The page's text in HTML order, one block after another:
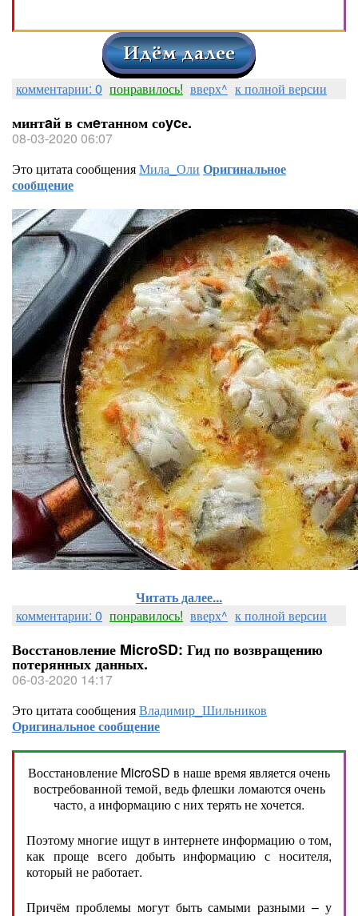
комментарии: 0 понравилось! вверх^ к полной версии
минтaй в смeтанном соycе.
08-03-2020 06:07
Это цитата сообщенияМила_Оли Оригинальное
сообщение
Читать далее...
комментарии: 0 понравилось! вверх^ к полной версии
Восстановление MicroSD: Гид по возвращению
потерянных данных.
06-03-2020 14:17
Это цитата сообщенияВладимир_Шильников
Оригинальное сообщение
Восстановление MicroSD в наше время является очень
востребованной темой, ведь флешки ломаются очень
часто, а информацию с них терять не хочется.
Поэтому многие ищут в интернете информацию о том,
как проще всего добыть информацию с носителя,
который не работает.
Причём проблемы могут быть самыми разными – у